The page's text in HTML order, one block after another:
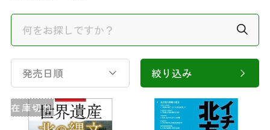
発売日順 絞り込み
在庫切れ